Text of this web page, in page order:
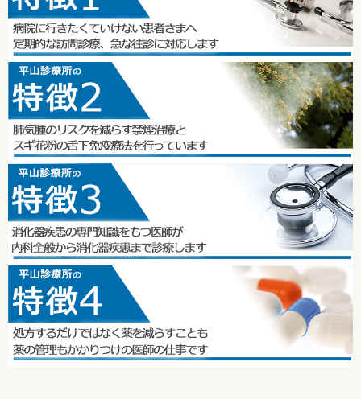
＜ワクチン接種料金＞
13歳以上・・・3,500円（税込）
小児1回目・・・3,000円（税込）
小児2回目・・・2,000円（税込）
65歳以上（大阪市在住の方）・・・1,500円（税込）
2024/09/10
2024年度ワクチン接種について
新型コロナワクチン、インフルエンザワクチンの予約を10月か
ら開始いたします。
詳しくは窓口までおたずねください。
発熱がある方は必ず電話連絡のうえ受診してください。
2023/03/10
診療時間変更のお知らせ
2023年（令和5年）4月から診療時間を変更していますのでご
注意ください。